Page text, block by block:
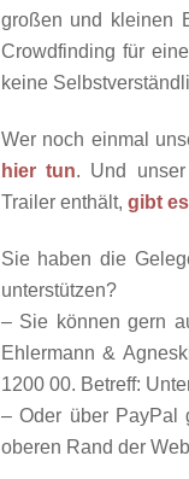
großen und kleinen
Crowdfinding für
keine
Wer noch einmal
hier tun. Und
Trailer enthält, gibt
Sie haben die
unterstützen?
– Sie können gern
Ehlermann &
1200 00. Betreff:
– Oder über PayPal
oberen Rand der